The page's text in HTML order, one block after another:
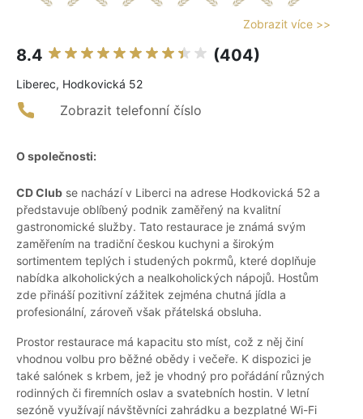
Zobrazit více >>
8.4 (404)
Liberec, Hodkovická 52
Zobrazit telefonní číslo
O společnosti:
CD Club se nachází v Liberci na adrese Hodkovická 52 a
představuje oblíbený podnik zaměřený na kvalitní
gastronomické služby. Tato restaurace je známá svým
zaměřením na tradiční českou kuchyni a širokým
sortimentem teplých i studených pokrmů, které doplňuje
nabídka alkoholických a nealkoholických nápojů. Hostům
zde přináší pozitivní zážitek zejména chutná jídla a
profesionální, zároveň však přátelská obsluha.
Prostor restaurace má kapacitu sto míst, což z něj činí
vhodnou volbu pro běžné obědy i večeře. K dispozici je
také salónek s krbem, jež je vhodný pro pořádání různých
rodinných či firemních oslav a svatebních hostin. V letní
sezóně využívají návštěvníci zahrádku a bezplatné Wi-Fi